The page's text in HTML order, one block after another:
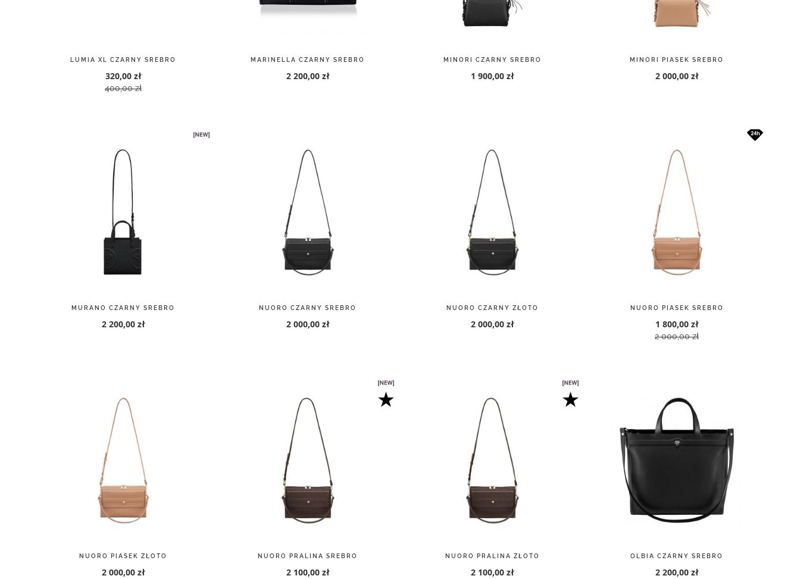
LUMIA XL CZARNY SREBRO
320,00 zł
400,00 zł
MARINELLA CZARNY SREBRO
2 200,00 zł
MINORI CZARNY SREBRO
1 900,00 zł
MINORI PIASEK SREBRO
2 000,00 zł
MURANO CZARNY SREBRO
2 200,00 zł
NUORO CZARNY SREBRO
2 000,00 zł
NUORO CZARNY ZŁOTO
2 000,00 zł
NUORO PIASEK SREBRO
1 800,00 zł
2 000,00 zł
NUORO PIASEK ZŁOTO
2 000,00 zł
NUORO PRALINA SREBRO
2 100,00 zł
NUORO PRALINA ZŁOTO
2 100,00 zł
OLBIA CZARNY SREBRO
2 200,00 zł